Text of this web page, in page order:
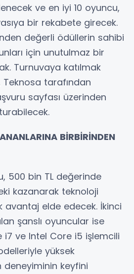
ve en iyi 10 oyuncu,
bir rekabete girecek.
değerli ödüllerin sahibi
için unutulmaz bir
Turnuvaya katılmak
tarafından
sayfası üzerinden
BİRBİRİNDEN
500 bin TL değerinde
kazanarak teknoloji
avantaj elde edecek. İkinci
şanslı oyuncular ise
i7 ve Intel Core i5 işlemcili
yüksek
deneyiminin keyfini